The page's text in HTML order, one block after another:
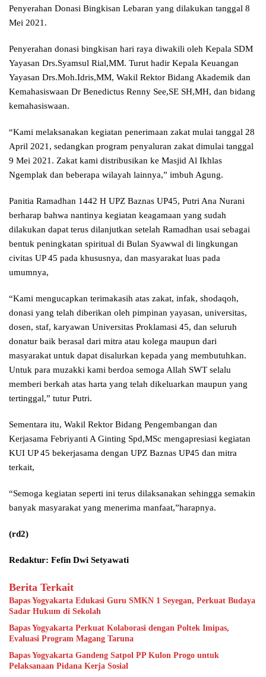
Penyerahan Donasi Bingkisan Lebaran yang dilakukan tanggal 8
Mei 2021.
Penyerahan donasi bingkisan hari raya diwakili oleh Kepala SDM
Yayasan Drs.Syamsul Rial,MM. Turut hadir Kepala Keuangan
Yayasan Drs.Moh.Idris,MM, Wakil Rektor Bidang Akademik dan
Kemahasiswaan Dr Benedictus Renny See,SE SH,MH, dan bidang
kemahasiswaan.
“Kami melaksanakan kegiatan penerimaan zakat mulai tanggal 28
April 2021, sedangkan program penyaluran zakat dimulai tanggal
9 Mei 2021. Zakat kami distribusikan ke Masjid Al Ikhlas
Ngemplak dan beberapa wilayah lainnya,” imbuh Agung.
Panitia Ramadhan 1442 H UPZ Baznas UP45, Putri Ana Nurani
berharap bahwa nantinya kegiatan keagamaan yang sudah
dilakukan dapat terus dilanjutkan setelah Ramadhan usai sebagai
bentuk peningkatan spiritual di Bulan Syawwal di lingkungan
civitas UP 45 pada khususnya, dan masyarakat luas pada
umumnya,
“Kami mengucapkan terimakasih atas zakat, infak, shodaqoh,
donasi yang telah diberikan oleh pimpinan yayasan, universitas,
dosen, staf, karyawan Universitas Proklamasi 45, dan seluruh
donatur baik berasal dari mitra atau kolega maupun dari
masyarakat untuk dapat disalurkan kepada yang membutuhkan.
Untuk para muzakki kami berdoa semoga Allah SWT selalu
memberi berkah atas harta yang telah dikeluarkan maupun yang
tertinggal,” tutur Putri.
Sementara itu, Wakil Rektor Bidang Pengembangan dan
Kerjasama Febriyanti A Ginting Spd,MSc mengapresiasi kegiatan
KUI UP 45 bekerjasama dengan UPZ Baznas UP45 dan mitra
terkait,
“Semoga kegiatan seperti ini terus dilaksanakan sehingga semakin
banyak masyarakat yang menerima manfaat,”harapnya.
(rd2)
Redaktur: Fefin Dwi Setyawati
Berita Terkait
Bapas Yogyakarta Edukasi Guru SMKN 1 Seyegan, Perkuat Budaya
Sadar Hukum di Sekolah
Bapas Yogyakarta Perkuat Kolaborasi dengan Poltek Imipas,
Evaluasi Program Magang Taruna
Bapas Yogyakarta Gandeng Satpol PP Kulon Progo untuk
Pelaksanaan Pidana Kerja Sosial